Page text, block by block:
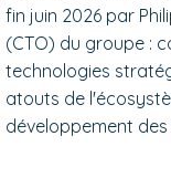
fin juin 2026 par
(CTO) du groupe :
technologies
atouts de
développement